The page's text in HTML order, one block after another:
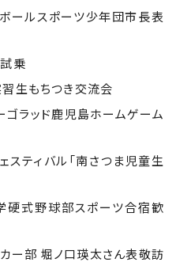
ールスポーツ少年団市長表
乗
生もちつき交流会
ラッド鹿児島ホームゲーム
ティバル「南さつま児童生
式野球部スポーツ合宿歓
ー部 堀ノ口瑛太さん表敬訪